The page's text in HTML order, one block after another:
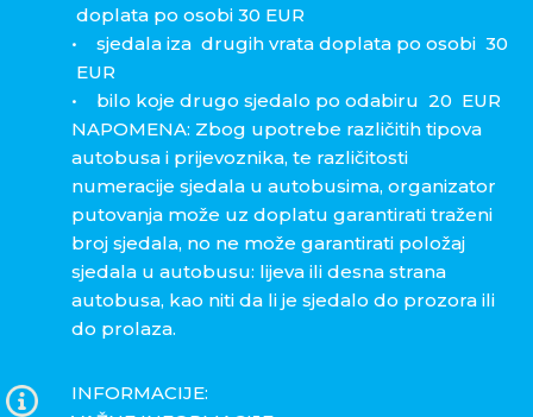
doplata po osobi 30 EUR
• sjedala iza drugih vrata doplata po osobi 30
EUR
• bilo koje drugo sjedalo po odabiru 20 EUR
NAPOMENA: Zbog upotrebe različitih tipova
autobusa i prijevoznika, te različitosti
numeracije sjedala u autobusima, organizator
putovanja može uz doplatu garantirati traženi
broj sjedala, no ne može garantirati položaj
sjedala u autobusu: lijeva ili desna strana
autobusa, kao niti da li je sjedalo do prozora ili
do prolaza.
INFORMACIJE: